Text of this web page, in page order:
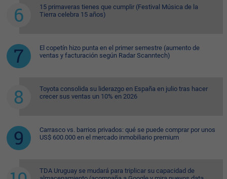
15 primaveras tienes que cumplir (Festival Música de la
Tierra celebra 15 años)
El copetín hizo punta en el primer semestre (aumento de
ventas y facturación según Radar Scanntech)
Toyota consolida su liderazgo en España en julio tras hacer
crecer sus ventas un 10% en 2026
Carrasco vs. barrios privados: qué se puede comprar por unos
US$ 600.000 en el mercado inmobiliario premium
TDA Uruguay se mudará para triplicar su capacidad de